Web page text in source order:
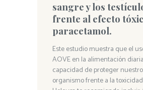
sangre y los
frente al efecto
paracetamol.
Este estudio muestra que el
AOVE en la alimentación
capacidad de proteger nuestro
organismo frente a la